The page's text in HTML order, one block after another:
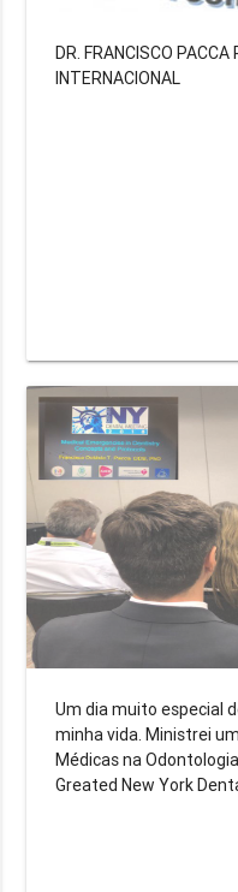
DR. FRANCISCO
INTERNACIONAL
Um dia muito especial
minha vida. Ministrei
Médicas na
Greated New York